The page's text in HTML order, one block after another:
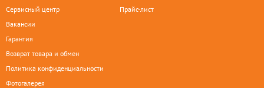
Сервисный центр
Вакансии
Гарантия
Возврат товара и обмен
Политика конфиденциальности
Фотогалерея
Прайс-лист